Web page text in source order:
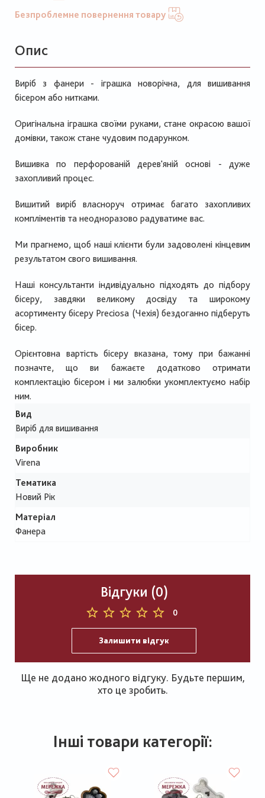
Безпроблемне повернення товару
Опис
Виріб з фанери - іграшка новорічна, для вишивання
бісером або нитками.
Оригінальна іграшка своїми руками, стане окрасою вашої
домівки, також стане чудовим подарунком.
Вишивка по перфорованій дерев'яній основі - дуже
захопливий процес.
Вишитий виріб власноруч отримає багато захопливих
компліментів та неодноразово радуватиме вас.
Ми прагнемо, щоб наші клієнти були задоволені кінцевим
результатом свого вишивання.
Наші консультанти індивідуально підходять до підбору
бісеру, завдяки великому досвіду та широкому
асортименту бісеру Preciosa (Чехія) бездоганно підберуть
бісер.
Орієнтовна вартість бісеру вказана, тому при бажанні
позначте, що ви бажаєте додатково отримати
комплектацію бісером і ми залюбки укомплектуємо набір
ним.
Вид
Виріб для вишивання
Виробник
Virena
Тематика
Новий Рік
Матеріал
Фанера
Відгуки (0)
0
Залишити відгук
Ще не додано жодного відгуку. Будьте першим,
хто це зробить.
Інші товари категорії: